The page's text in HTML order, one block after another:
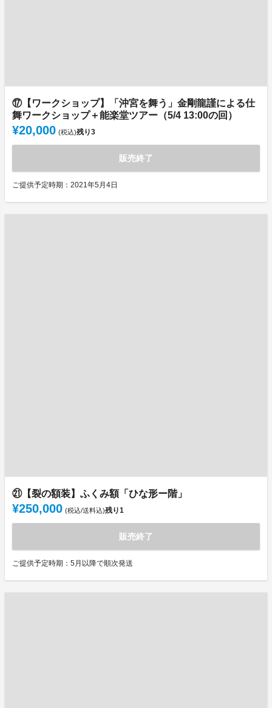
⑰【ワークショップ】「沖宮を舞う」金剛龍謹による仕
舞ワークショップ＋能楽堂ツアー（5/4 13:00の回）
¥20,000 (税込)残り3
販売終了
ご提供予定時期：2021年5月4日
㉑【裂の額装】ふくみ額「ひな形ー階」
¥250,000 (税込/送料込)残り1
販売終了
ご提供予定時期：5月以降で順次発送